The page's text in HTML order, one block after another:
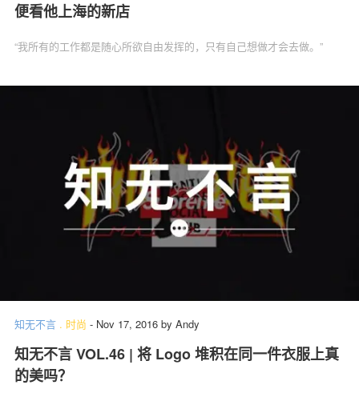
便看他上海的新店
“我所有的工作都是随心所欲自由发挥的，只有自己想做才会去做。”
知无不言 . 时尚 - Nov 17, 2016 by Andy
知无不言 VOL.46 | 将 Logo 堆积在同一件衣服上真
的美吗？